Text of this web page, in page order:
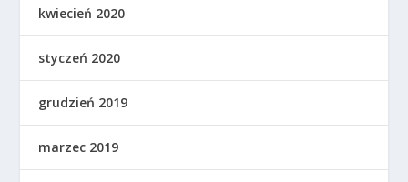
kwiecień 2020
styczeń 2020
grudzień 2019
marzec 2019